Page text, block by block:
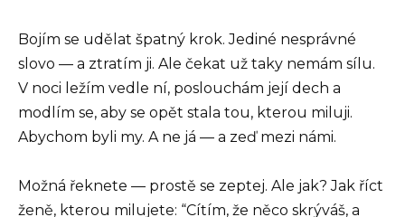
Bojím se udělat špatný krok. Jediné nesprávné
slovo — a ztratím ji. Ale čekat už taky nemám sílu.
V noci ležím vedle ní, poslouchám její dech a
modlím se, aby se opět stala tou, kterou miluji.
Abychom byli my. A ne já — a zeď mezi námi.
Možná řeknete — prostě se zeptej. Ale jak? Jak říct
ženě, kterou milujete: “Cítím, že něco skrýváš, a